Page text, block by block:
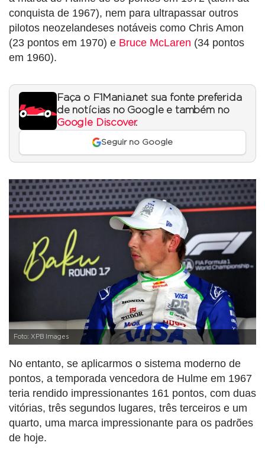
conquista de 1967), nem para ultrapassar outros
pilotos neozelandeses notáveis como Chris Amon
(23 pontos em 1970) e Bruce McLaren (34 pontos
em 1960).
Faça o F1Mania.net sua fonte preferida
de notícias no Google e também no
Google Discover.
Seguir no Google
Foto: XPB Images
No entanto, se aplicarmos o sistema moderno de
pontos, a temporada vencedora de Hulme em 1967
teria rendido impressionantes 161 pontos, com duas
vitórias, três segundos lugares, três terceiros e um
quarto, uma marca impressionante para os padrões
de hoje.